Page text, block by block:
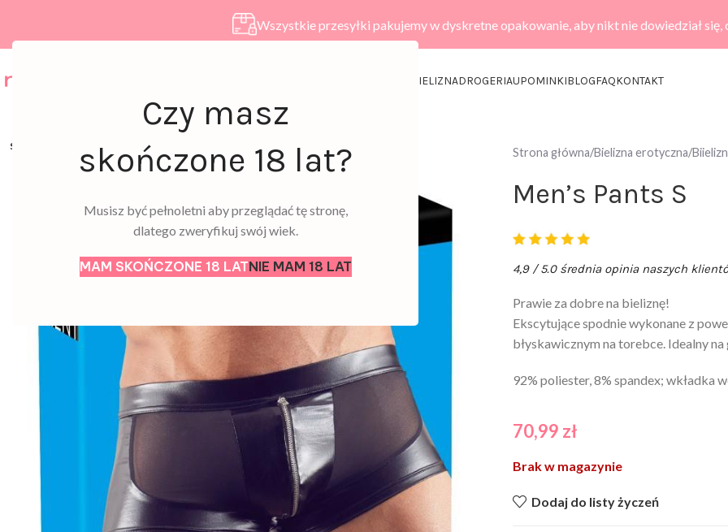
Czy masz
skończone 18 lat?
Musisz być pełnoletni aby przeglądać tę stronę,
dlatego zweryfikuj swój wiek.
MAM SKOŃCZONE 18 LATNIE MAM 18 LAT
Wszystkie przesyłki pakujemy w dyskretne opakowanie, aby nikt nie dowiedział się,
BIELIZNADROGERIAUPOMINKIBLOGFAQKONTAKT
SOLD
Strona główna Bielizna erotyczna
Men’s Pants S
4,9 / 5.0 średnia opinia naszych
Prawie za dobre na bieliznę!
Ekscytujące spodnie wykonane z
błyskawicznym na torebce. Idealny
92% poliester, 8% spandex; wkładka
70,99 zł
Brak w magazynie
Dodaj do listy życzeń